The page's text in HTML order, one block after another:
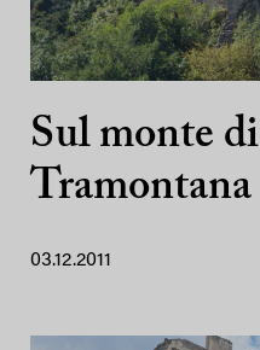
Sul monte di
Tramontana
03.12.2011